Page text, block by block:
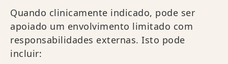
Quando clinicamente indicado, pode ser
apoiado um envolvimento limitado com
responsabilidades externas. Isto pode
incluir: